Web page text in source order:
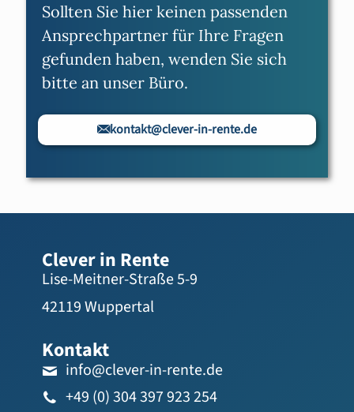
Sollten Sie hier keinen passenden
Ansprechpartner für Ihre Fragen
gefunden haben, wenden Sie sich
bitte an unser Büro.
kontakt@clever-in-rente.de
Clever in Rente
Lise-Meitner-Straße 5-9
42119 Wuppertal
Kontakt
info@clever-in-rente.de
+49 (0) 304 397 923 254